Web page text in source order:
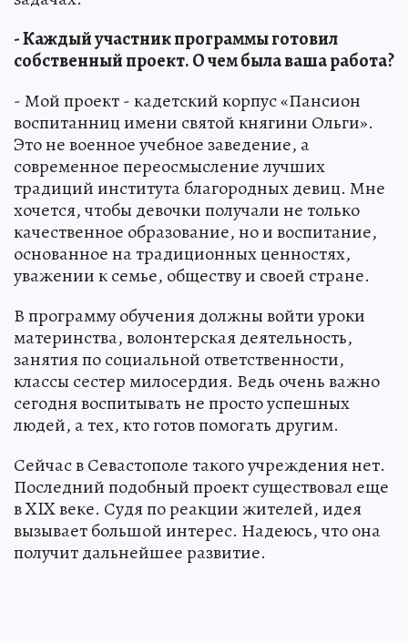
- Каждый участник программы готовил
собственный проект. О чем была ваша работа?
- Мой проект - кадетский корпус «Пансион
воспитанниц имени святой княгини Ольги».
Это не военное учебное заведение, а
современное переосмысление лучших
традиций института благородных девиц. Мне
хочется, чтобы девочки получали не только
качественное образование, но и воспитание,
основанное на традиционных ценностях,
уважении к семье, обществу и своей стране.
В программу обучения должны войти уроки
материнства, волонтерская деятельность,
занятия по социальной ответственности,
классы сестер милосердия. Ведь очень важно
сегодня воспитывать не просто успешных
людей, а тех, кто готов помогать другим.
Сейчас в Севастополе такого учреждения нет.
Последний подобный проект существовал еще
в XIX веке. Судя по реакции жителей, идея
вызывает большой интерес. Надеюсь, что она
получит дальнейшее развитие.